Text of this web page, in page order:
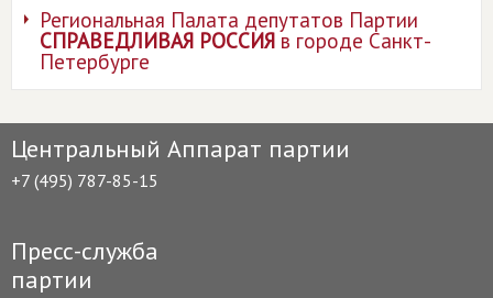
Региональная Палата депутатов Партии
СПРАВЕДЛИВАЯ РОССИЯв городе Санкт-
Петербурге
Центральный Аппарат партии
+7 (495) 787-85-15
Пресс-служба
партии